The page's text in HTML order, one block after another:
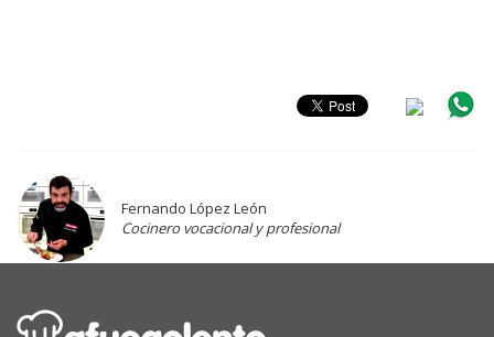
Fernando López León
Cocinero vocacional y profesional